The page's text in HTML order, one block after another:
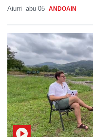
Aiurri abu 05 ANDOAIN